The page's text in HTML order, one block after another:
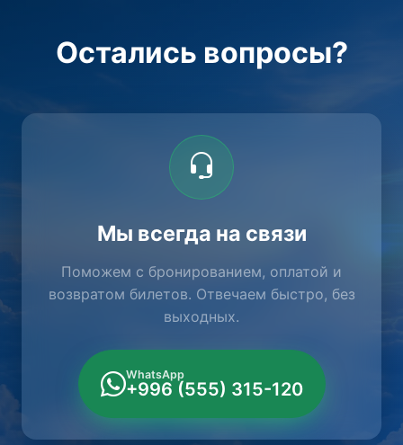
Остались вопросы?
Мы всегда на связи
Поможем с бронированием, оплатой и
возвратом билетов. Отвечаем быстро, без
выходных.
WhatsApp
+996 (555) 315-120